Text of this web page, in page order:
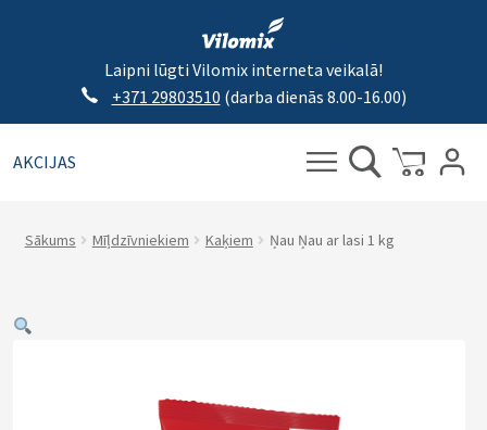
Laipni lūgti Vilomix interneta veikalā!
+371 29803510 (darba dienās 8.00-16.00)
AKCIJAS
Sākums
Mīļdzīvniekiem Kaķiem Ņau Ņau ar lasi 1 kg